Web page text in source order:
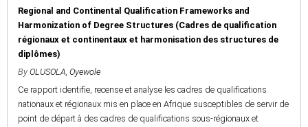
Regional and Continental Qualification Frameworks and
Harmonization of Degree Structures (Cadres de qualification
régionaux et continentaux et harmonisation des structures de
diplômes)
By OLUSOLA, Oyewole
Ce rapport identifie, recense et analyse les cadres de qualifications
nationaux et régionaux mis en place en Afrique susceptibles de servir de
point de départ à des cadres de qualifications sous-régionaux et